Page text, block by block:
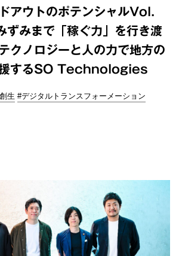
アウトのポテンシャルVol.
ずみまで「稼ぐ力」を行き渡
クノロジーと人の力で地方の
援するSO Technologies
生 #デジタルトランスフォーメーション